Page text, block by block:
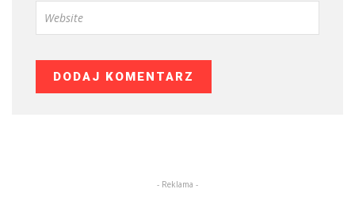
- Reklama -